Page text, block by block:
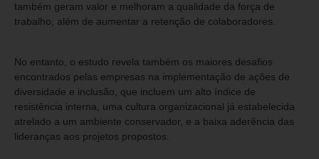
também geram valor e melhoram a qualidade da força de
trabalho, além de aumentar a retenção de colaboradores.
No entanto, o estudo revela também os maiores desafios
encontrados pelas empresas na implementação de ações de
diversidade e inclusão, que incluem um alto índice de
resistência interna, uma cultura organizacional já estabelecida
atrelado a um ambiente conservador, e a baixa aderência das
lideranças aos projetos propostos.